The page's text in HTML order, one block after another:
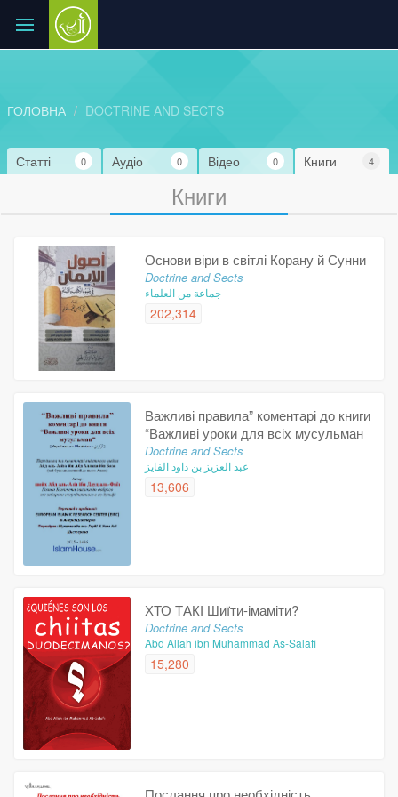
ГОЛОВНА DOCTRINE AND SECTS
Книги 4
Відео 0
Аудіо 0
Статті 0
Книги
Основи віри в світлі Корану й Сунни
Doctrine and Sects
جماعة من العلماء
202,314
Важливі правила” коментарі до книги
“Важливі уроки для всіх мусульман
Doctrine and Sects
عبد العزيز بن داود الفايز
13,606
ХТО ТАКІ Шиїти-імаміти?
Doctrine and Sects
Abd Allah ibn Muhammad As-Salafi
15,280